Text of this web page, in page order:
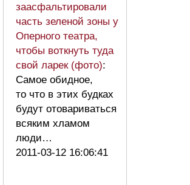
заасфальтировали
часть зеленой зоны у
Оперного театра,
чтобы воткнуть туда
свой ларек (фото):
Самое обидное,
то что в этих будках
будут отовариваться
всяким хламом
люди…
2011-03-12 16:06:41